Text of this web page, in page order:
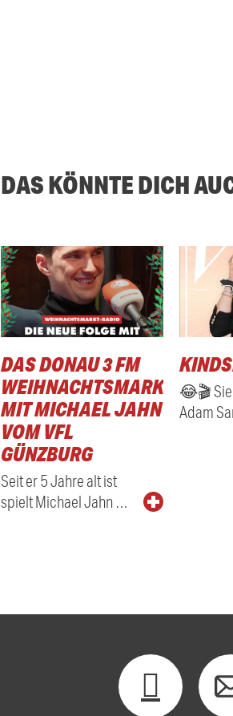
DAS KÖNNTE DICH
DAS DONAU 3 FM
WEIHNACHTSMARKTRADIO
MIT MICHAEL JAHN
VOM VFL
GÜNZBURG
Seit er 5 Jahre alt ist
spielt Michael Jahn …
😂🎬
Adam